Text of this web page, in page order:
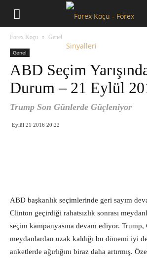
Forex Koçu Genel
Genel
ABD Seçim
Durum – 21 Eylül
Trump Son Günlerde Güçleniyor
Eylül 21 2016 20:22
ABD başkanlık seçimlerinde geri sayım
Clinton geçirdiği rahatsızlık sonrası
seçim kampanyasına devam ediyor. Trump,
meydanlardan uzak kaldığı bu dönemi iyi
anketlerde ağırlığını biraz daha artırmış.